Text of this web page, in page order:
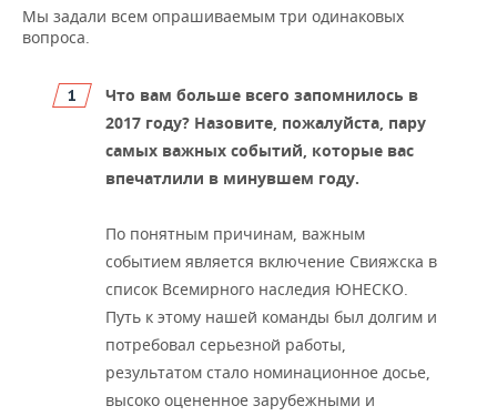
ОТКРЫТАЯ ЛЕКЦИЯ
БАСКЕТБОЛ
ВОЛЕЙБОЛ
КИБЕРСПОРТ
ФИГУРНОЕ КАТАНИЕ
ВОДНЫЕ ВИДЫ СПОРТА
ХОККЕЙ С МЯЧОМ
ИНФРАСТРУКТУРА
ИСТОРИЯ
КУЛЬТУРА
МЕДИЦИНА
ОБРАЗОВАНИЕ
ПРОИСШЕСТВИЯ
СПРАВОЧНИК
СПИСОК ПЕРСОН
СПИСОК КОМПАНИЙ
ПОЛНАЯ ВЕРСИЯ
Мы задали всем опрашиваемым три одинаковых
вопроса.
Что вам больше всего запомнилось в
2017 году? Назовите, пожалуйста, пару
самых важных событий, которые вас
впечатлили в минувшем году.
По понятным причинам, важным
событием является включение Свияжска в
список Всемирного наследия ЮНЕСКО.
Путь к этому нашей команды был долгим и
потребовал серьезной работы,
результатом стало номинационное досье,
высоко оцененное зарубежными и